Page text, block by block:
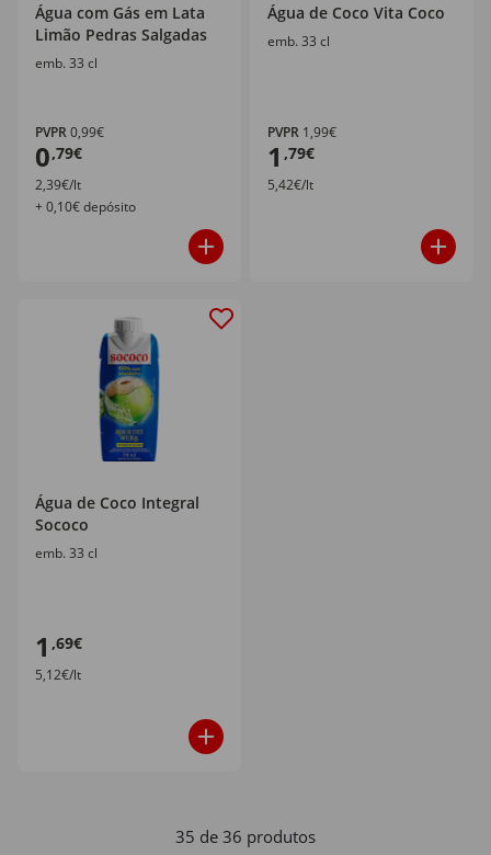
Água com Gás em Lata
Limão Pedras Salgadas
emb. 33 cl
PVPR0,99€
0,79€
2,39€/lt
+ 0,10€ depósito
Água de Coco Vita Coco
emb. 33 cl
PVPR 1,99€
1 ,79€
5,42€/lt
Água de Coco Integral
Sococo
emb. 33 cl
1 ,69€
5,12€/lt
35 de 36 produtos